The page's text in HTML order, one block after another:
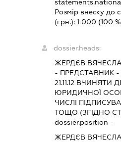
Розмір внеску до
(грн.):1 000 (100
dossier.heads:
ЖЕРДЄВ
- ПРЕДСТАВНИК -
21.11.12 ВЧИНЯТИ
ЮРИДИЧНОЇ
ЧИСЛІ
ТОЩО (ЗГІДНО
dossier.position -
ЖЕРДЄВ